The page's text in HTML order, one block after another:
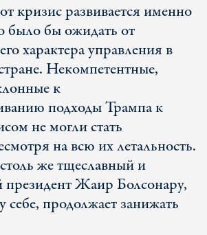
кризис развивается именно
было бы ожидать от
характера управления в
Некомпетентные,
к
подходы Трампа к
не могли стать
на всю их летальность.
же тщеславный и
Жаир Болсонару,
продолжает занижать